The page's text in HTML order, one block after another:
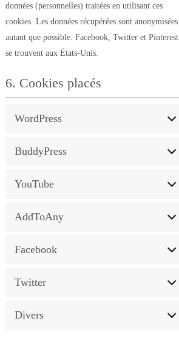
données (personnelles) traitées en utilisant ces
cookies. Les données récupérées sont anonymisées
autant que possible. Facebook, Twitter et Pinterest
se trouvent aux États-Unis.
6. Cookies placés
WordPress
BuddyPress
YouTube
AddToAny
Facebook
Twitter
Divers